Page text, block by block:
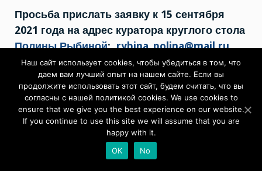
Просьба прислать заявку к 15 сентября
2021 года на адрес куратора круглого стола
Полины Рыбиной:rybina_polina@mail.ru
В заявку входит краткая аннотация доклада
(150 слов) и сведения об участнике
(аффилиация, должность)
Серию круглых столов продолжит
Наш сайт использует cookies, чтобы убедиться в том, что
даем вам лучший опыт на нашем сайте. Если вы
продолжите использовать этот сайт, будем считать, что вы
согласны с нашей политикой cookies. We use cookies to
ensure that we give you the best experience on our website.
If you continue to use this site we will assume that you are
happy with it.
ОК
No